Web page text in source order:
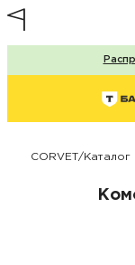
CORVET/Каталог